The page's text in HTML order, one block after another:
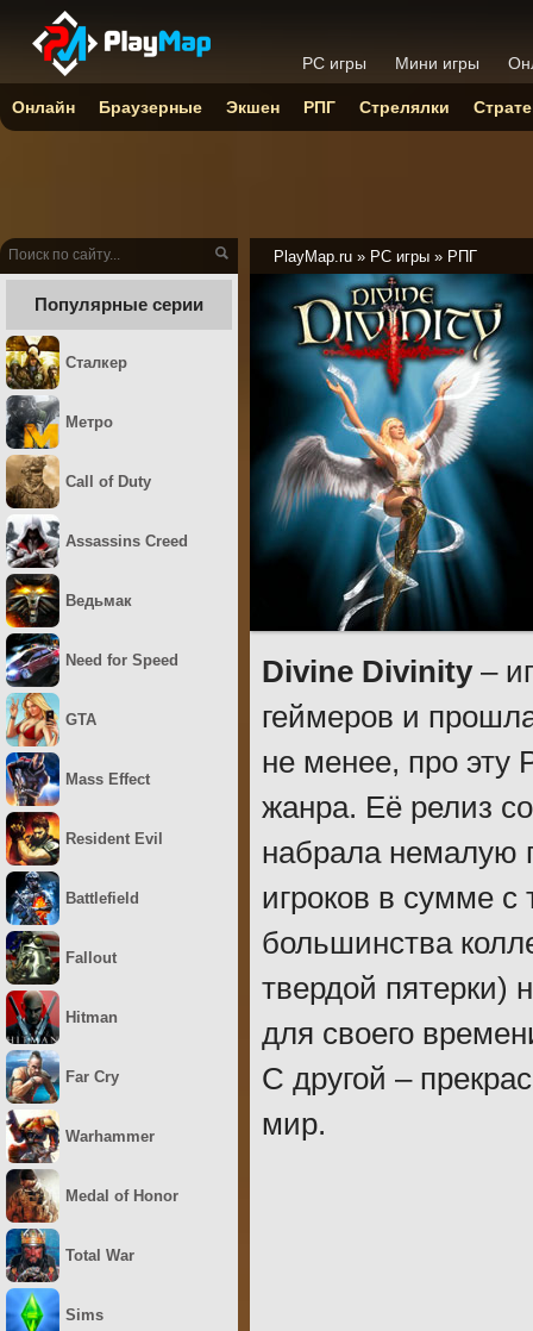
PlayMap.ru » PC игры » РПГ
Divine Divinity–
геймеров и
не менее, про эту
жанра. Её релиз
набрала немалую
игроков в сумме
большинства
твердой пятерки)
для своего
С другой –
мир.
Популярные серии
Сталкер
Метро
Call of Duty
Assassins Creed
Ведьмак
Need for Speed
GTA
Mass Effect
Resident Evil
Battlefield
Fallout
Hitman
Far Cry
Warhammer
Medal of Honor
Total War
Sims
PC игры Мини игры
Онлайн Браузерные Экшен РПГ Стрелялки